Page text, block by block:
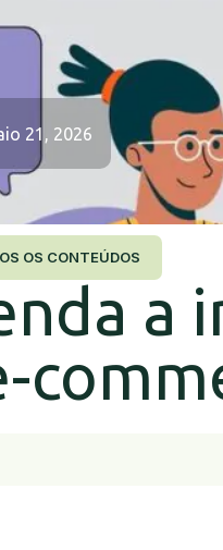
21, 2026
OS CONTEÚDOS
a